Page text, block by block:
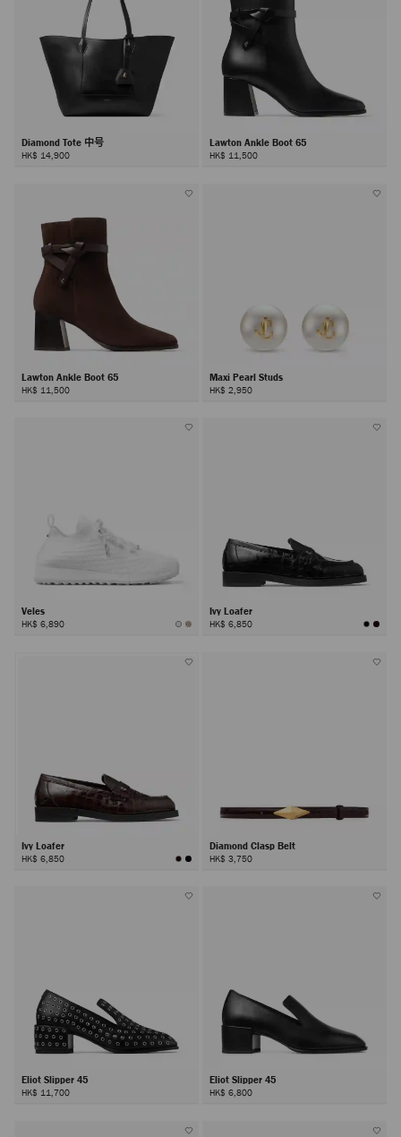
Diamond Tote 中号
HK$ 14,900
Lawton Ankle Boot 65
HK$ 11,500
Lawton Ankle Boot 65
HK$ 11,500
Maxi Pearl Studs
HK$ 2,950
Veles
HK$ 6,890
Ivy Loafer
HK$ 6,850
Ivy Loafer
HK$ 6,850
Diamond Clasp Belt
HK$ 3,750
Eliot Slipper 45
HK$ 11,700
Eliot Slipper 45
HK$ 6,800